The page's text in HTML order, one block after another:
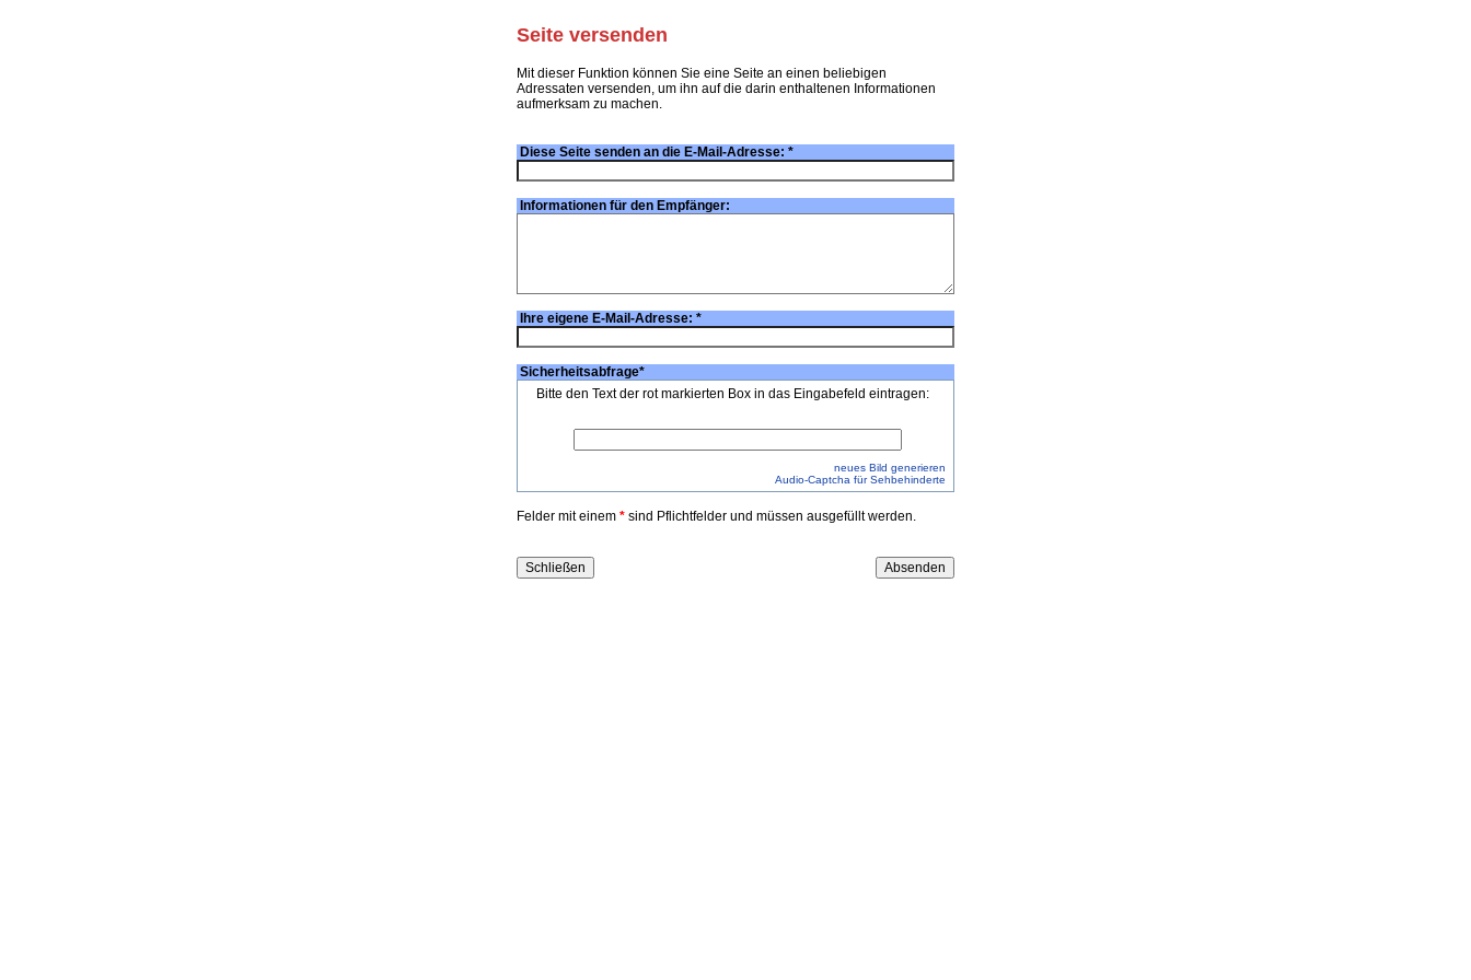
Seite versenden
Mit dieser Funktion können Sie eine Seite an einen beliebigen
Adressaten versenden, um ihn auf die darin enthaltenen Informationen
aufmerksam zu machen.
Diese Seite senden an die E-Mail-Adresse: *
Informationen für den Empfänger:
Ihre eigene E-Mail-Adresse: *
Sicherheitsabfrage*
Bitte den Text der rot markierten Box in das Eingabefeld eintragen:
neues Bild generieren
Audio-Captcha für Sehbehinderte
Felder mit einem * sind Pflichtfelder und müssen ausgefüllt werden.